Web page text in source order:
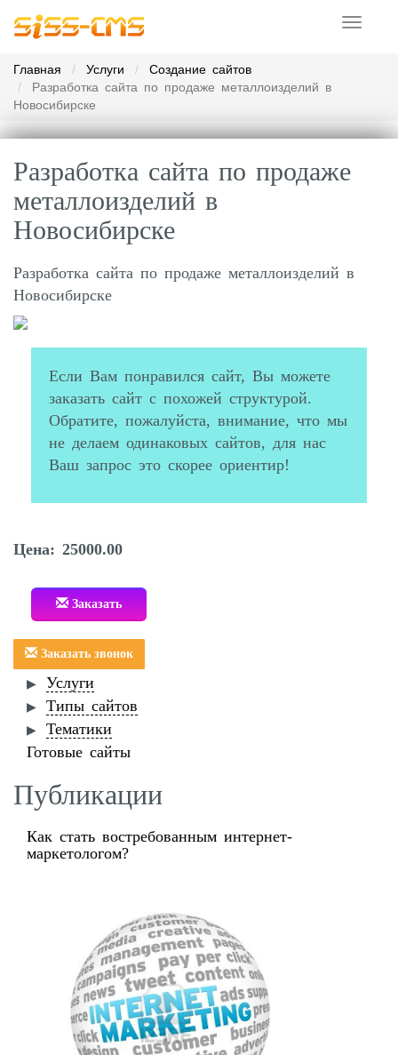
Toggle
Главная
Услуги
Создание сайтов
​Разработка сайта по продаже металлоизделий в
Новосибирске
​Разработка сайта по продаже
металлоизделий в
Новосибирске
Разработка сайта по продаже металлоизделий в
Новосибирске
Если Вам понравился сайт, Вы можете
заказать сайт с похожей структурой.
Обратите, пожалуйста, внимание, что мы
не делаем одинаковых сайтов, для нас
Ваш запрос это скорее ориентир!
Цена: 25000.00
Заказать
Заказать звонок
Услуги
Типы сайтов
Тематики
Готовые сайты
Публикации
Как стать востребованным интернет-
маркетологом?